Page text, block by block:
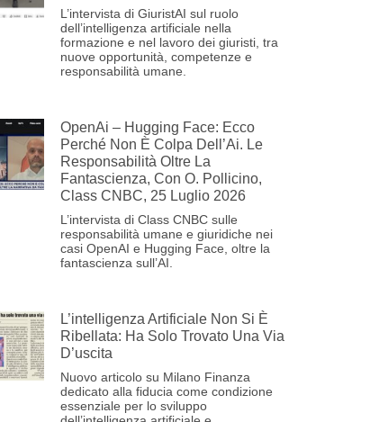
L’intervista di GiuristAI sul ruolo
dell’intelligenza artificiale nella
formazione e nel lavoro dei giuristi, tra
nuove opportunità, competenze e
responsabilità umane.
OpenAi – Hugging Face: Ecco
Perché Non È Colpa Dell’Ai. Le
Responsabilità Oltre La
Fantascienza, Con O. Pollicino,
Class CNBC, 25 Luglio 2026
L’intervista di Class CNBC sulle
responsabilità umane e giuridiche nei
casi OpenAI e Hugging Face, oltre la
fantascienza sull’AI.
L’intelligenza Artificiale Non Si È
Ribellata: Ha Solo Trovato Una Via
D’uscita
Nuovo articolo su Milano Finanza
dedicato alla fiducia come condizione
essenziale per lo sviluppo